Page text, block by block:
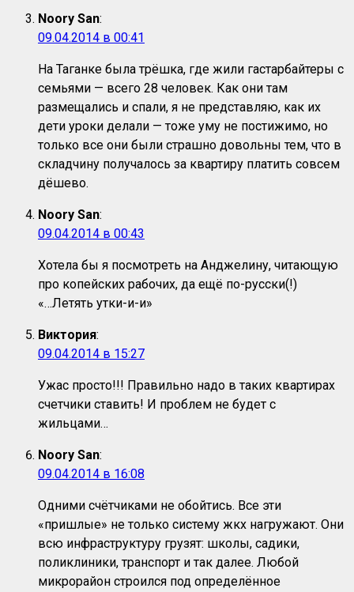
Noory San:
09.04.2014 в 00:41
На Таганке была трёшка, где жили гастарбайтеры с
семьями — всего 28 человек. Как они там
размещались и спали, я не представляю, как их
дети уроки делали — тоже уму не постижимо, но
только все они были страшно довольны тем, что в
складчину получалось за квартиру платить совсем
дёшево.
Noory San:
09.04.2014 в 00:43
Хотела бы я посмотреть на Анджелину, читающую
про копейских рабочих, да ещё по-русски(!)
«…Летять утки-и-и»
Виктория:
09.04.2014 в 15:27
Ужас просто!!! Правильно надо в таких квартирах
счетчики ставить! И проблем не будет с
жильцами…
Noory San:
09.04.2014 в 16:08
Одними счётчиками не обойтись. Все эти
«пришлые» не только систему жкх нагружают. Они
всю инфраструктуру грузят: школы, садики,
поликлиники, транспорт и так далее. Любой
микрорайон строился под определённое